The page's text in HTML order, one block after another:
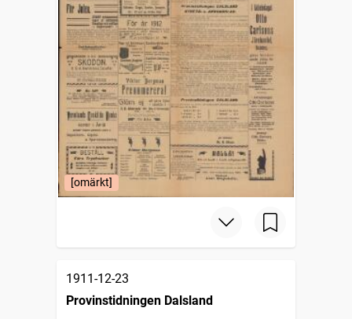
[omärkt]
1911-12-23
Provinstidningen Dalsland